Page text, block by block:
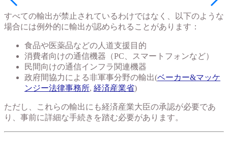
すべての輸出が禁止されているわけではなく、以下のような
場合には例外的に輸出が認められることがあります：
食品や医薬品などの人道支援目的
消費者向けの通信機器（PC、スマートフォンなど）
民間向けの通信インフラ関連機器
政府間協力による非軍事分野の輸出(ベーカー&マッケ
ンジー法律事務所, 経済産業省)
ただし、これらの輸出にも経済産業大臣の承認が必要であ
り、事前に詳細な手続きを踏む必要があります。